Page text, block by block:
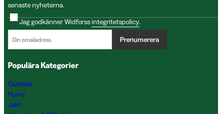
senaste nyheterna.
Jag godkänner Widforssintegritetspolicy.
Prenumerera
Populära Kategorier
Outdoor
Hund
Jakt